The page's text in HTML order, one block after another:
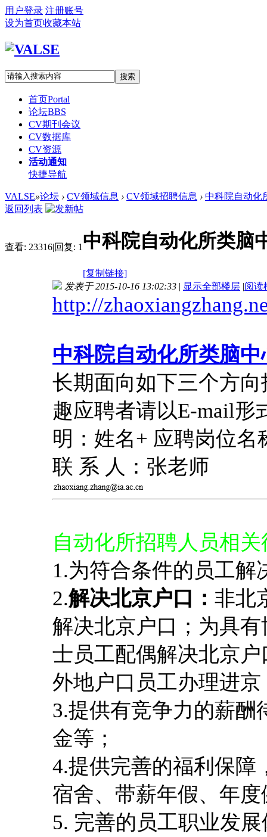
用户登录 注册账号
设为首页收藏本站
搜索
首页Portal
论坛BBS
CV期刊会议
CV数据库
CV资源
活动通知
快捷导航
VALSE»论坛 › CV领域信息 › CV领域招聘信息 › 中科院自动化
返回列表
查看: 23316|回复: 1 中科院自动化所类脑
[复制链接]
发表于 2015-10-16 13:02:33 | 显示全部楼层 |阅读
http://
中科院自动化所类脑
长期面向如下三个方
趣应聘者请以E-mail形
明：姓名+ 应聘岗位名
联 系 人：张老师
自动化所招聘人员相
1.为符合条件的员工解
2.解决北京户口： 非北
解决北京户口；为具
士员工配偶解决北京
外地户口员工办理进京
3.提供有竞争力的薪酬
金等；
4.提供完善的福利保障
宿舍、带薪年假、年
5. 完善的员工职业发